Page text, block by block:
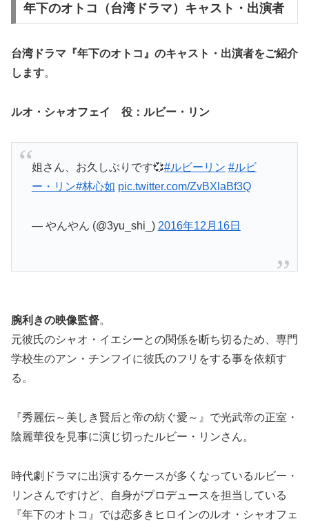
年下のオトコ（台湾ドラマ）キャスト・出演者
台湾ドラマ『年下のオトコ』のキャスト・出演者をご紹介
します。
ルオ・シャオフェイ 役：ルビー・リン
姐さん、お久しぶりです💞#ルビーリン #ルビ
ー・リン#林心如 pic.twitter.com/ZvBXlaBf3Q
— やんやん (@3yu_shi_) 2016年12月16日
腕利きの映像監督。
元彼氏のシャオ・イエシーとの関係を断ち切るため、専門
学校生のアン・チンフイに彼氏のフリをする事を依頼す
る。
『秀麗伝～美しき賢后と帝の紡ぐ愛～』で光武帝の正室・
陰麗華役を見事に演じ切ったルビー・リンさん。
時代劇ドラマに出演するケースが多くなっているルビー・
リンさんですけど、自身がプロデュースを担当している
『年下のオトコ』では恋多きヒロインのルオ・シャオフェ